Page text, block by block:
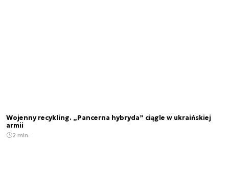
Wojenny recykling. „Pancerna hybryda” ciągle w ukraińskiej
armii
2 min.